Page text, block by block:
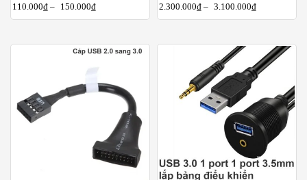
110.000₫ – 150.000₫ 2.300.000₫ – 3.100.000₫